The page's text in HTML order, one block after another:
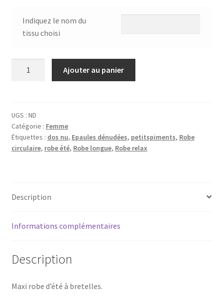
Indiquez le nom du
tissu choisi
d'été
en
wax
personnalisée
Ajouter au panier
UGS : ND
Catégorie : Femme
Étiquettes : dos nu, Epaules dénudées, petitspiments, Robe
circulaire, robe été, Robe longue, Robe relax
Description
Informations complémentaires
Description
Maxi robe d’été à bretelles.